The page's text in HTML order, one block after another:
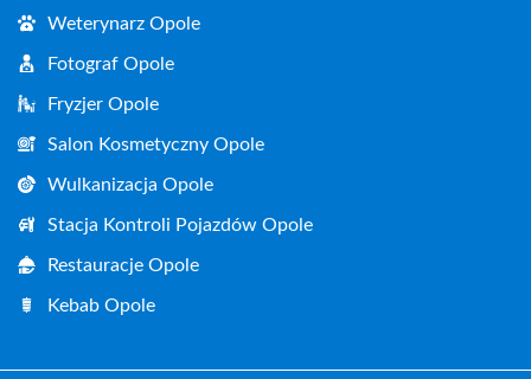
Weterynarz Opole
Fotograf Opole
Fryzjer Opole
Salon Kosmetyczny Opole
Wulkanizacja Opole
Stacja Kontroli Pojazdów Opole
Restauracje Opole
Kebab Opole